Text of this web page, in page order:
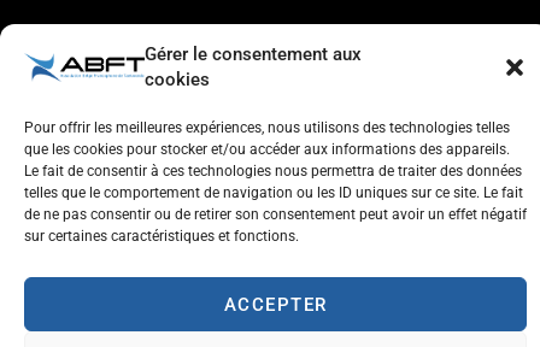
Gérer le consentement aux
cookies
Pour offrir les meilleures expériences, nous utilisons des technologies telles
que les cookies pour stocker et/ou accéder aux informations des appareils.
Le fait de consentir à ces technologies nous permettra de traiter des données
telles que le comportement de navigation ou les ID uniques sur ce site. Le fait
de ne pas consentir ou de retirer son consentement peut avoir un effet négatif
sur certaines caractéristiques et fonctions.
ACCEPTER
Chaussée de Wavre, 2057 - 1160 Auderghem
info@abft.be
+32 (0)2 347 34 77